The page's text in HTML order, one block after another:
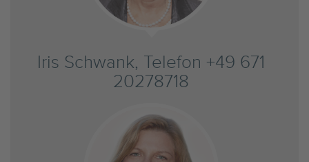
Iris Schwank, Telefon +49 671
20278718